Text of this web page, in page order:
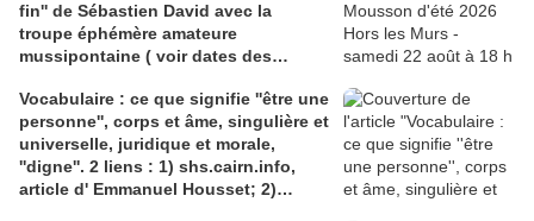
fin'' de Sébastien David avec la
troupe éphémère amateure
mussipontaine ( voir dates des
dramaturgie Lola Molina à l’Espace
Saint-Laurent, Pont-à-Mousson 2
liens : 1) lien meec.org; 2)
lemeac.com
Vocabulaire : ce que signifie ''être une
personne'', corps et âme, singulière et
universelle, juridique et morale,
''digne''. 2 liens : 1) shs.cairn.info,
article d' Emmanuel Housset; 2)